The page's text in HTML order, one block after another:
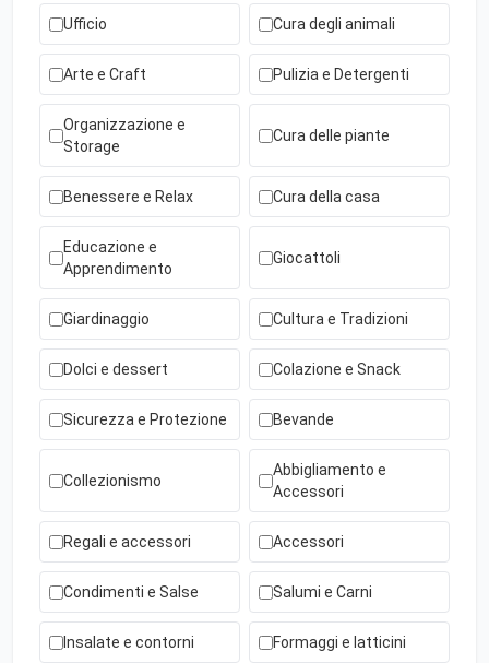
Ufficio Cura degli animali
Arte e Craft Pulizia e Detergenti
Organizzazione e
Storage
Cura delle piante
Benessere e Relax Cura della casa
Educazione e
Apprendimento
Giocattoli
Giardinaggio Cultura e Tradizioni
Dolci e dessert Colazione e Snack
Sicurezza e Protezione Bevande
Collezionismo
Abbigliamento e
Accessori
Regali e accessori Accessori
Condimenti e Salse Salumi e Carni
Insalate e contorni Formaggi e latticini